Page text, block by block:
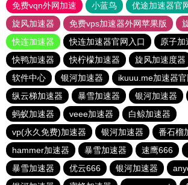
免费vqn外网加速
小蓝鸟 优途加速器官
旋风加速器
免费vps加速器外网苹果版
快连加速器
快连加速器官网入口
原子加
快鸭加速器
快柠檬加速器 旋风加速度器
软件中心
银河加速器
ikuuu.me加速器官
纵云梯加速器
暴雪加速器 银河加速器
蚂蚁加速器
veee加速器
白鲸加速器
vp(永久免费)加速器
银河加速器
番石榴
hammer加速器
暴雪加速器 速鹰666
暴雪加速器
优云666 银河加速器